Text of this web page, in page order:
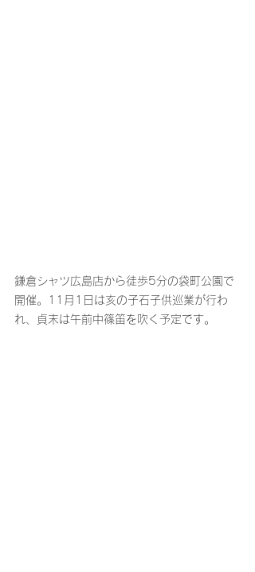
鎌倉シャツ広島店から徒歩5分の袋町公園で
開催。11月1日は亥の子石子供巡業が行わ
れ、貞末は午前中篠笛を吹く予定です。